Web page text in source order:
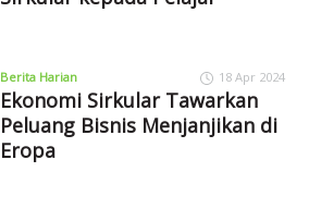
Berita Harian 18 Apr 2024
Ekonomi Sirkular Tawarkan
Peluang Bisnis Menjanjikan di
Eropa